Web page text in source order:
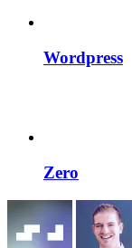
Wordpress
Zero